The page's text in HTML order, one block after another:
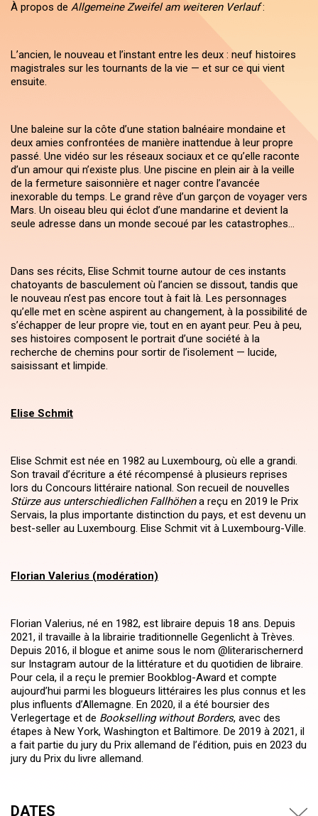
À propos de Allgemeine Zweifel am weiteren Verlauf:
L’ancien, le nouveau et l’instant entre les deux : neuf histoires
magistrales sur les tournants de la vie — et sur ce qui vient
ensuite.
Une baleine sur la côte d’une station balnéaire mondaine et
deux amies confrontées de manière inattendue à leur propre
passé. Une vidéo sur les réseaux sociaux et ce qu’elle raconte
d’un amour qui n’existe plus. Une piscine en plein air à la veille
de la fermeture saisonnière et nager contre l’avancée
inexorable du temps. Le grand rêve d’un garçon de voyager vers
Mars. Un oiseau bleu qui éclot d’une mandarine et devient la
seule adresse dans un monde secoué par les catastrophes…
Dans ses récits, Elise Schmit tourne autour de ces instants
chatoyants de basculement où l’ancien se dissout, tandis que
le nouveau n’est pas encore tout à fait là. Les personnages
qu’elle met en scène aspirent au changement, à la possibilité de
s’échapper de leur propre vie, tout en en ayant peur. Peu à peu,
ses histoires composent le portrait d’une société à la
recherche de chemins pour sortir de l’isolement — lucide,
saisissant et limpide.
Elise Schmit
Elise Schmit est née en 1982 au Luxembourg, où elle a grandi.
Son travail d’écriture a été récompensé à plusieurs reprises
lors du Concours littéraire national. Son recueil de nouvelles
Stürze aus unterschiedlichen Fallhöhena reçu en 2019 le Prix
Servais, la plus importante distinction du pays, et est devenu un
best-seller au Luxembourg. Elise Schmit vit à Luxembourg-Ville.
Florian Valerius (modération)
Florian Valerius, né en 1982, est libraire depuis 18 ans. Depuis
2021, il travaille à la librairie traditionnelle Gegenlicht à Trèves.
Depuis 2016, il blogue et anime sous le nom @literarischernerd
sur Instagram autour de la littérature et du quotidien de libraire.
Pour cela, il a reçu le premier Bookblog-Award et compte
aujourd’hui parmi les blogueurs littéraires les plus connus et les
plus influents d’Allemagne. En 2020, il a été boursier des
Verlegertage et de Bookselling without Borders, avec des
étapes à New York, Washington et Baltimore. De 2019 à 2021, il
a fait partie du jury du Prix allemand de l’édition, puis en 2023 du
jury du Prix du livre allemand.
DATES